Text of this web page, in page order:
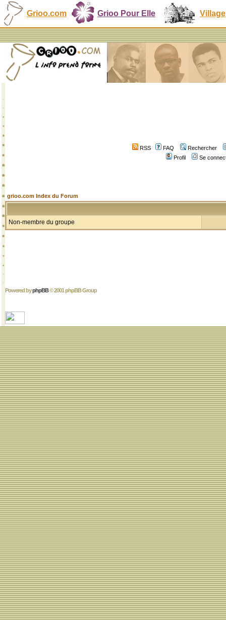
Grioo.com Grioo Pour Elle Village
RSS FAQ
Rechercher
Profil
Se
grioo.com Index du Forum
Non-membre du groupe
Powered byphpBB© 2001 phpBB Group